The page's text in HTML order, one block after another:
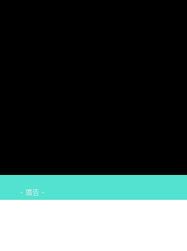
- 廣告 -